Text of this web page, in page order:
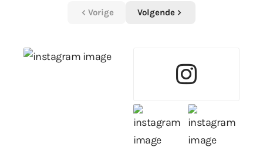
Vorige Volgende